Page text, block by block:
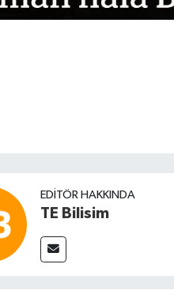
EDITÖR HAKKINDA
TE Bilisim